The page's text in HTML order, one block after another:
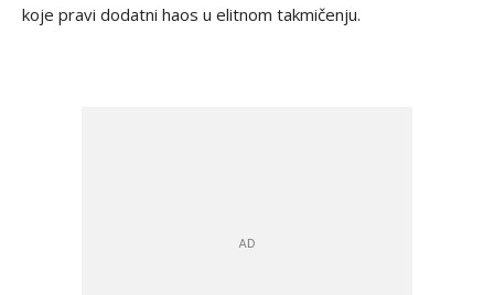
koje pravi dodatni haos u elitnom takmičenju.